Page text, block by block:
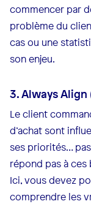
commencer par
problème du
cas ou une
son enjeu.
3. Always Align
Le client
d’achat sont
ses priorités…
répond pas à
Ici, vous devez
comprendre les